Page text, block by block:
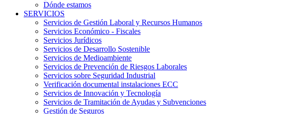
Dónde estamos
SERVICIOS
Servicios de Gestión Laboral y Recursos Humanos
Servicios Económico - Fiscales
Servicios Jurídicos
Servicios de Desarrollo Sostenible
Servicios de Medioambiente
Servicios de Prevención de Riesgos Laborales
Servicios sobre Seguridad Industrial
Verificación documental instalaciones ECC
Servicios de Innovación y Tecnología
Servicios de Tramitación de Ayudas y Subvenciones
Gestión de Seguros